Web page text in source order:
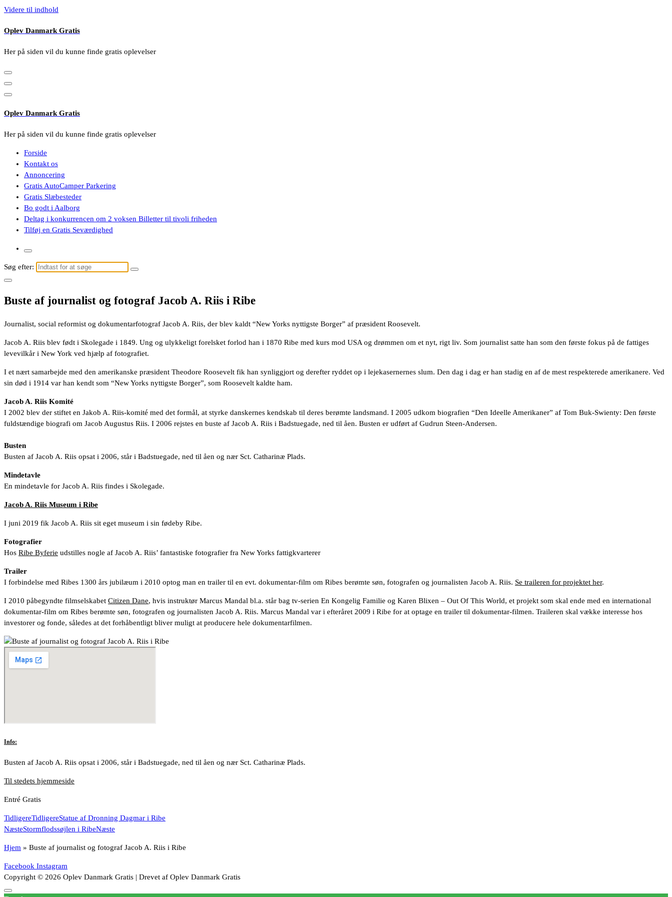
Videre til indhold
Oplev Danmark Gratis
Her på siden vil du kunne finde gratis oplevelser
Oplev Danmark Gratis
Her på siden vil du kunne finde gratis oplevelser
Forside
Kontakt os
Annoncering
Gratis AutoCamper Parkering
Gratis Slæbesteder
Bo godt i Aalborg
Deltag i konkurrencen om 2 voksen Billetter til tivoli friheden
Tilføj en Gratis Seværdighed
Søg efter:
Buste af journalist og fotograf Jacob A. Riis i Ribe
Journalist, social reformist og dokumentarfotograf Jacob A. Riis, der blev kaldt “New Yorks nyttigste Borger” af præsident Roosevelt.
Jacob A. Riis blev født i Skolegade i 1849. Ung og ulykkeligt forelsket forlod han i 1870 Ribe med kurs mod USA og drømmen om et nyt, rigt liv. Som journalist satte han som den første fokus på de fattiges
levevilkår i New York ved hjælp af fotografiet.
I et nært samarbejde med den amerikanske præsident Theodore Roosevelt fik han synliggjort og derefter ryddet op i lejekasernernes slum. Den dag i dag er han stadig en af de mest respekterede amerikanere. Ved
sin død i 1914 var han kendt som “New Yorks nyttigste Borger”, som Roosevelt kaldte ham.
Jacob A. Riis Komité
I 2002 blev der stiftet en Jakob A. Riis-komité med det formål, at styrke danskernes kendskab til deres berømte landsmand. I 2005 udkom biografien “Den Ideelle Amerikaner” af Tom Buk-Swienty: Den første
fuldstændige biografi om Jacob Augustus Riis. I 2006 rejstes en buste af Jacob A. Riis i Badstuegade, ned til åen. Busten er udført af Gudrun Steen-Andersen.
Busten
Busten af Jacob A. Riis opsat i 2006, står i Badstuegade, ned til åen og nær Sct. Catharinæ Plads.
Mindetavle
En mindetavle for Jacob A. Riis findes i Skolegade.
Jacob A. Riis Museum i Ribe
I juni 2019 fik Jacob A. Riis sit eget museum i sin fødeby Ribe.
Fotografier
Hos Ribe Byferie udstilles nogle af Jacob A. Riis’ fantastiske fotografier fra New Yorks fattigkvarterer
Trailer
I forbindelse med Ribes 1300 års jubilæum i 2010 optog man en trailer til en evt. dokumentar-film om Ribes berømte søn, fotografen og journalisten Jacob A. Riis. Se traileren for projektet her.
I 2010 påbegyndte filmselskabet Citizen Dane, hvis instruktør Marcus Mandal bl.a. står bag tv-serien En Kongelig Familie og Karen Blixen – Out Of This World, et projekt som skal ende med en international
dokumentar-film om Ribes berømte søn, fotografen og journalisten Jacob A. Riis. Marcus Mandal var i efteråret 2009 i Ribe for at optage en trailer til dokumentar-filmen. Traileren skal vække interesse hos
investorer og fonde, således at det forhåbentligt bliver muligt at producere hele dokumentarfilmen.
Info:
Busten af Jacob A. Riis opsat i 2006, står i Badstuegade, ned til åen og nær Sct. Catharinæ Plads.
Til stedets hjemmeside
Entré Gratis
TidligereTidligereStatue af Dronning Dagmar i Ribe
NæsteStormflodssøjlen i RibeNæste
Hjem » Buste af journalist og fotograf Jacob A. Riis i Ribe
Facebook Instagram
Copyright © 2026 Oplev Danmark Gratis | Drevet af Oplev Danmark Gratis